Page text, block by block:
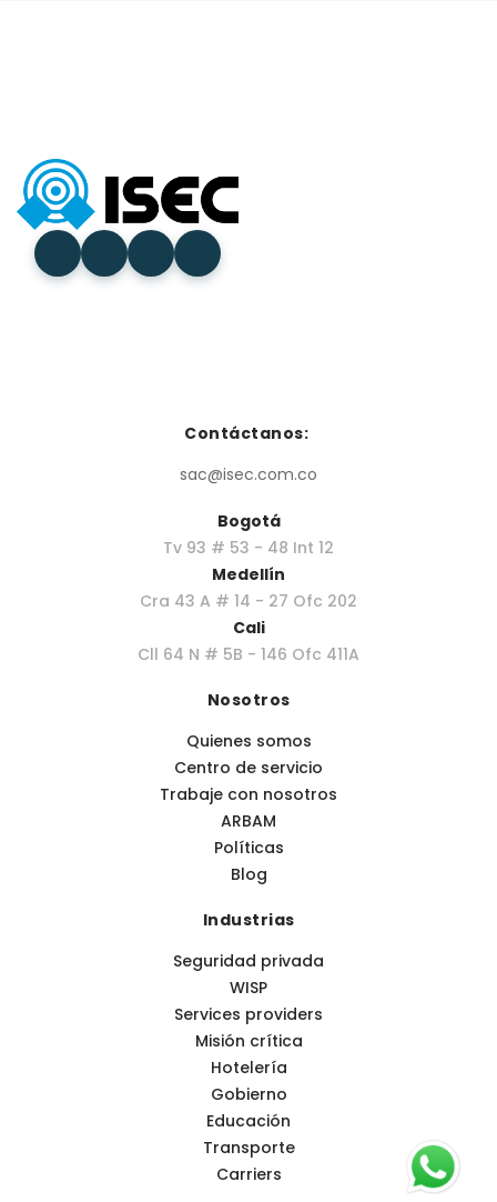
Contáctanos:
sac@isec.com.co
Bogotá
Tv 93 # 53 - 48 Int 12
Medellín
Cra 43 A # 14 - 27 Ofc 202
Cali
Cll 64 N # 5B - 146 Ofc 411A
Nosotros
Quienes somos
Centro de servicio
Trabaje con nosotros
ARBAM
Políticas
Blog
Industrias
Seguridad privada
WISP
Services providers
Misión crítica
Hotelería
Gobierno
Educación
Transporte
Carriers